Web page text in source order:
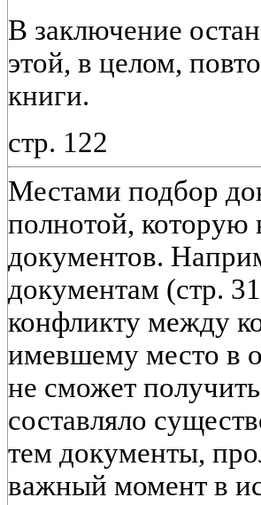
В заключение
этой, в целом,
книги.
стр. 122
Местами подбор
полнотой, которую
документов.
документам (стр.
конфликту между
имевшему место в
не сможет
составляло
тем документы,
важный момент в